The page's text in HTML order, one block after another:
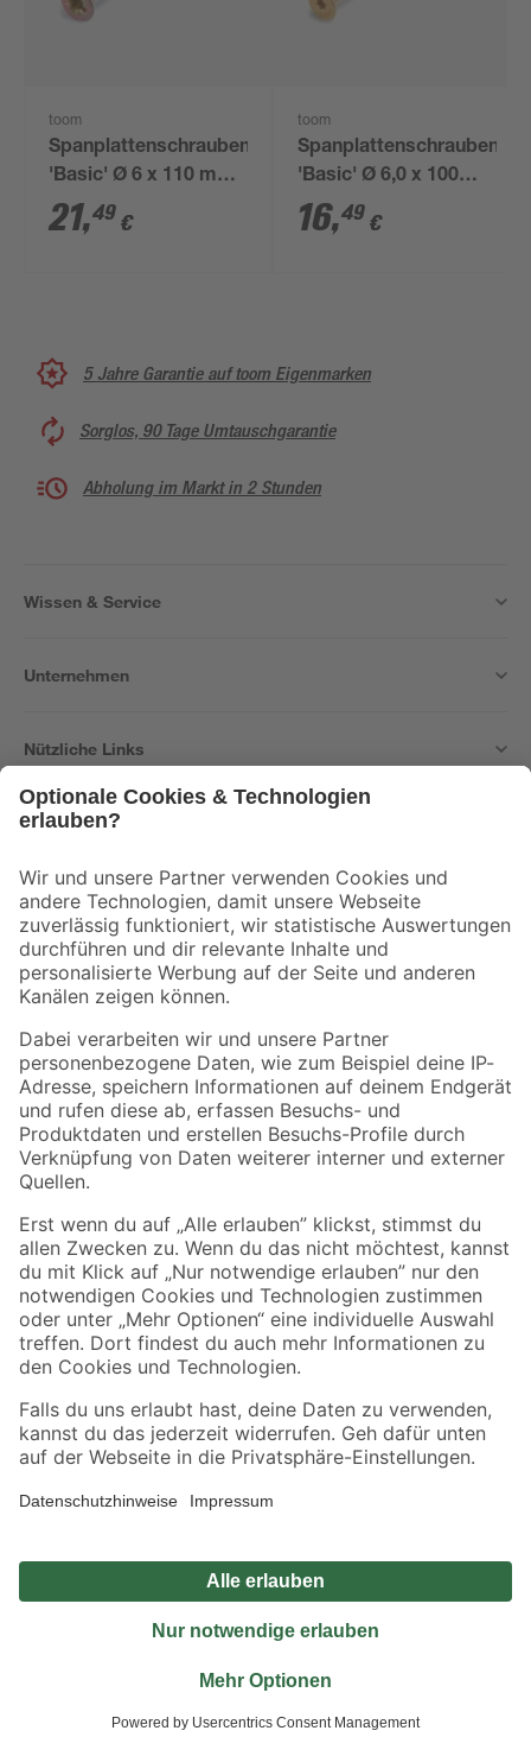
toom
Spanplattenschrauben
'Basic' Ø 6 x 110 mm
PZ3 100 Stück
21,49 €
toom
Spanplattenschrauben
'Basic' Ø 6,0 x 100
mm TX25 50 Stück
16,49 €
5 Jahre Garantie auf toom Eigenmarken
Sorglos, 90 Tage Umtauschgarantie
Abholung im Markt in 2 Stunden
Wissen & Service
Unternehmen
Nützliche Links
Der toom Newsletter: Keine Angebote und Aktionen mehr verpassen!
Zur Newsletter Anmeldung
Folge uns
Zahlungsarten Versandarten
Sicher einkaufen
Jetzt die toom-App herunterladen
Alle Preisangaben in EUR inkl. gesetzl. MwSt.. Die dargestellten Angebote sind unter
Umständen nicht in allen Märkten verfügbar. Die angegebenen Verfügbarkeiten beziehen
Produkte nur solange der Vorrat reicht.
*Paketversand ab 59 € versandkostenfrei, gilt nicht für Artikel mit Speditionsversand, hier
Privatsphäre Impressum
Nutzungsbedingungen
Widerrufsrecht
Vertrag widerrufen
© 2026 toom Baumarkt GmbH